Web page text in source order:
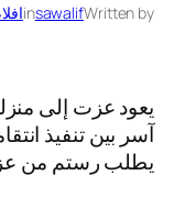
Written by
sawalif
in
يعود عزت إلى
آسر بين تنفيذ
يطلب رستم من